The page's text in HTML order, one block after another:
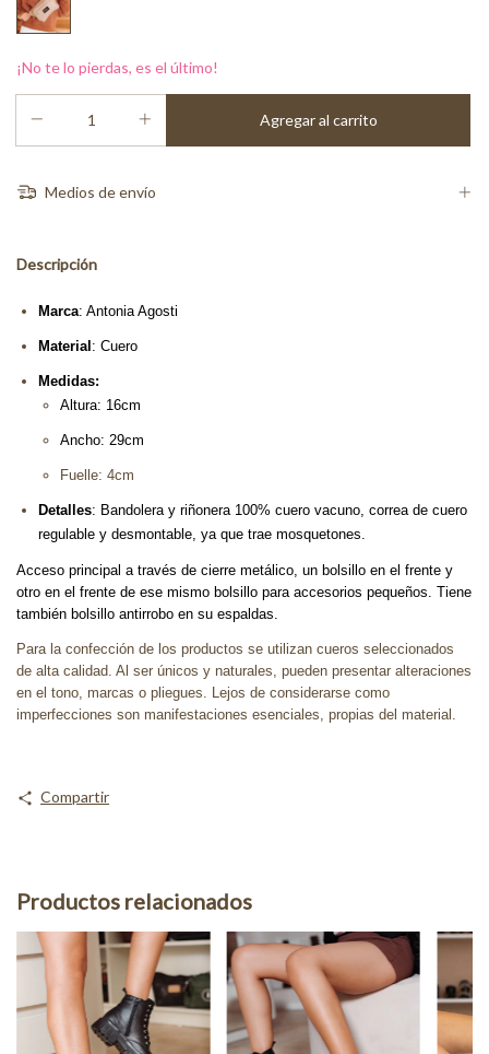
¡No te lo pierdas, es el último!
Medios de envío
Descripción
Marca: Antonia Agosti
Material : Cuero
Medidas:
Altura: 16cm
Ancho: 29cm
Fuelle: 4cm
Detalles: Bandolera y riñonera 100% cuero vacuno, correa de cuero
regulable y desmontable, ya que trae mosquetones.
Acceso principal a través de cierre metálico, un bolsillo en el frente y
otro en el frente de ese mismo bolsillo para accesorios pequeños. Tiene
también bolsillo antirrobo en su espaldas.
Para la confección de los productos se utilizan cueros seleccionados
de alta calidad. Al ser únicos y naturales, pueden presentar alteraciones
en el tono, marcas o pliegues. Lejos de considerarse como
imperfecciones son manifestaciones esenciales, propias del material.
Compartir
Productos relacionados